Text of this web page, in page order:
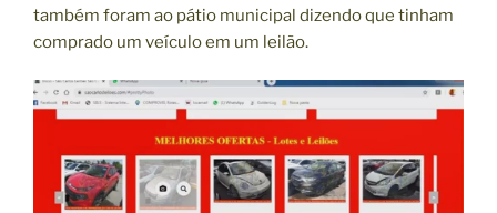
também foram ao pátio municipal dizendo que tinham
comprado um veículo em um leilão.